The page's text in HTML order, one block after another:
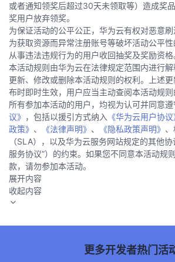
或者通知领奖后超过30天未领取等）造成奖
奖用户放弃领奖。
为保证活动的公平公正，华为云有权对恶意刷
为获取资源而异常注册账号等破坏活动公平
从事违法违规行为的用户收回抽奖及奖励资格
本活动规则由华为云在法律规定范围内进行
更新、修改或删除本活动规则的权利。上述
布时即时生效，用户应当主动查阅本活动规则
所有参加本活动的用户，均视为认可并同意遵
议》 ，包括以援引方式纳入 《华为云用户协议
政策》 、 《法律声明》 、 《隐私政策声明》
（SLA），以及华为云服务网站规定的其他
服务协议”）的约束。如果您不同意本活动规
款，请勿参加本活动。
展开内容
收起内容
更多开发者热门活